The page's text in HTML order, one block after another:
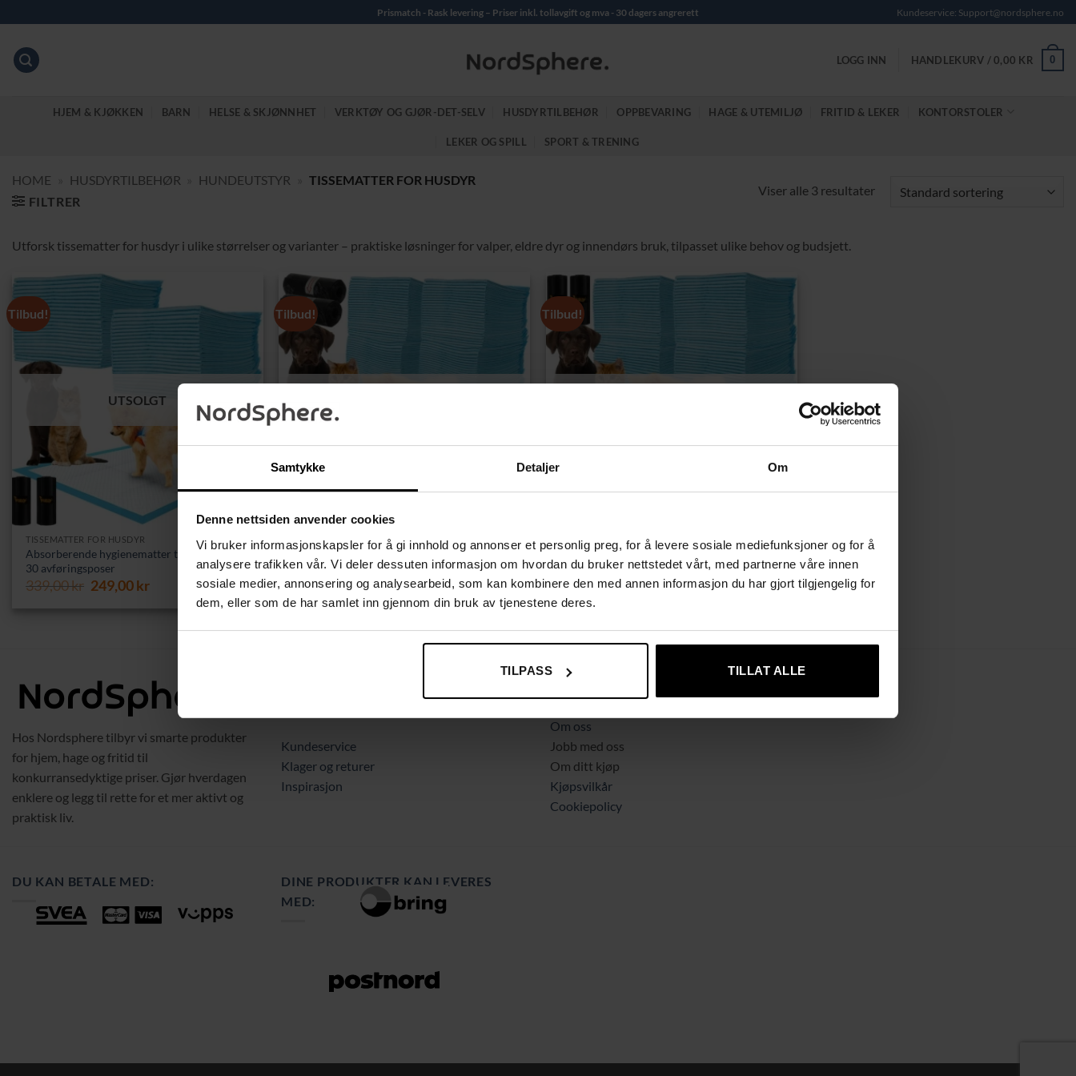
Samtykke Detaljer Om
Denne nettsiden anvender cookies
Vi bruker informasjonskapsler for å gi innhold og annonser et personlig preg, for å levere sosiale mediefunksjoner og for å
analysere trafikken vår. Vi deler dessuten informasjon om hvordan du bruker nettstedet vårt, med partnerne våre innen
sosiale medier, annonsering og analysearbeid, som kan kombinere den med annen informasjon du har gjort tilgjengelig for
dem, eller som de har samlet inn gjennom din bruk av tjenestene deres.
TILPASS TILLAT ALLE
to
content
Prismatch - Rask levering – Priser inkl. tollavgift og mva - 30 dagers angrerett Kundeservice: Support@nordsphere.no
LOGG INN HANDLEKURV /0,00 KR 0
HJEM & KJØKKEN BARN HELSE & SKJØNNHET VERKTØY OG GJØR-DET-SELV HUSDYRTILBEHØR OPPBEVARING HAGE & UTEMILJØ FRITID & LEKER KONTORSTOLER
LEKER OG SPILL SPORT & TRENING
HOME HUSDYRTILBEHØR HUNDEUTSTYR
TISSEMATTER FOR HUSDYR
FILTRER
Viser alle 3 resultater
Utforsk tissematter for husdyr i ulike størrelser og varianter – praktiske løsninger for valper, eldre dyr og innendørs bruk, tilpasset ulike behov og budsjett.
Tilbud!
UTSOLGT
TISSEMATTER FOR HUSDYR
Absorberende hygienematter til kjæledyr +
30 avføringsposer
339,00kr Opprinnelig
249,00krNåværende
249,00 kr.
Tilbud!
TISSEMATTER FOR HUSDYR
Hygieneunderlag for kjæledyr 100-pakning +
30 avfallsposer
229,00kr Opprinnelig
pris
229,00 kr.
169,00krNåværende
pris
169,00 kr.
Tilbud!
TISSEMATTER FOR HUSDYR
Tisseunderlag 100 stk + 30 avfallsposer –
absorberende og vanntette 60 × 40 cm
259,00kr Opprinnelig
259,00 kr.
199,00krNåværende
199,00 kr.
Hos Nordsphere tilbyr vi smarte produkter
for hjem, hage og fritid til
konkurransedyktige priser. Gjør hverdagen
enklere og legg til rette for et mer aktivt og
praktisk liv.
Hjelp & kontakt
Kundeservice
Klager og returer
Inspirasjon
Om Nordsphere
Om oss
Jobb med oss
Om ditt kjøp
Kjøpsvilkår
Cookiepolicy
DU KAN BETALE MED:
DINE PRODUKTER KAN LEVERES
MED: